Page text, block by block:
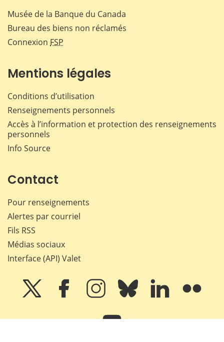
Musée de la Banque du Canada
Bureau des biens non réclamés
Connexion FSP
Mentions légales
Conditions d’utilisation
Renseignements personnels
Accès à l’information et protection des renseignements
personnels
Info Source
Contact
Pour renseignements
Alertes par courriel
Fils RSS
Médias sociaux
Interface (API) Valet